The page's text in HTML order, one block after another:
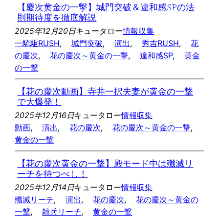
【慶次黄金の一撃】城門突破＆違和感SPの法
則期待度を徹底解説
2025年12月20日キュータロー情報収集
一騎駆RUSH, 城門突破, 演出, 秀吉RUSH,
花
の慶次, 花の慶次～黄金の一撃, 違和感SP,
黄金
の一撃
【花の慶次動画】寺井一択夫妻が黄金の一撃
で大爆発！
2025年12月16日キュータロー情報収集
動画, 演出, 花の慶次, 花の慶次～黄金の一撃
黄金の一撃
【花の慶次黄金の一撃】殿モード中は殲滅リ
ーチを待つべし！
2025年12月14日キュータロー情報収集
殲滅リーチ, 演出, 花の慶次,
花の慶次～黄金の
一撃, 雑兵リーチ, 黄金の一撃